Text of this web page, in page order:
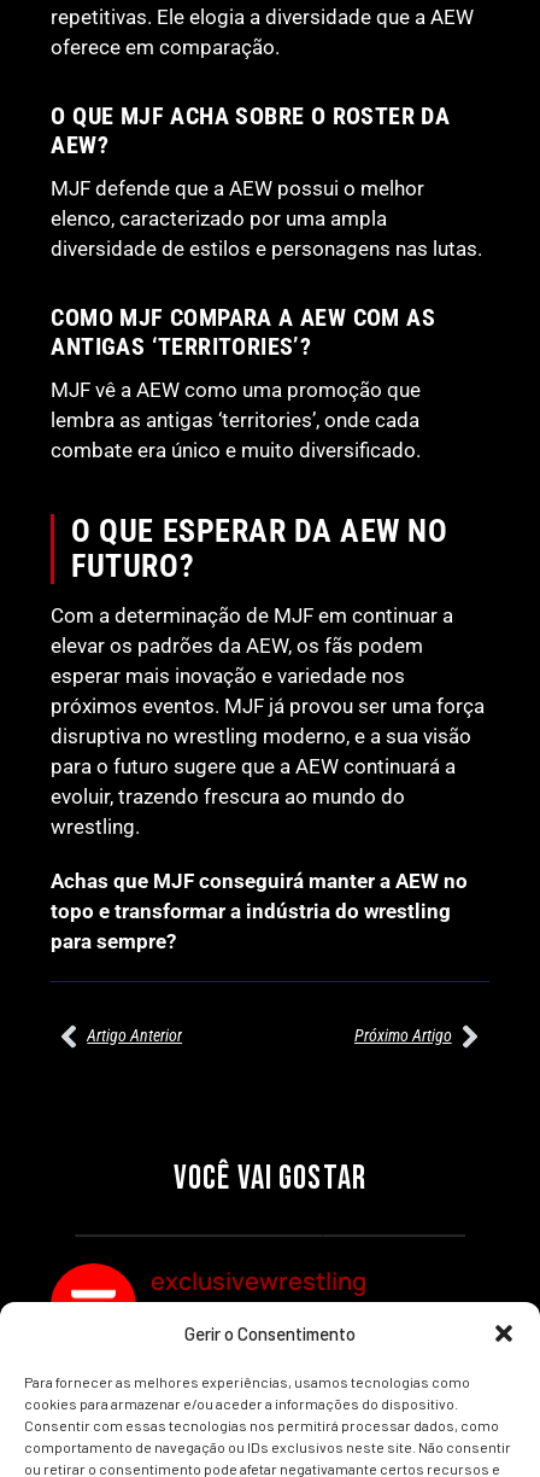
Gerir o Consentimento
Para fornecer as melhores experiências, usamos tecnologias como
cookies para armazenar e/ou aceder a informações do dispositivo.
Consentir com essas tecnologias nos permitirá processar dados, como
comportamento de navegação ou IDs exclusivos neste site. Não consentir
ou retirar o consentimento pode afetar negativamante certos recursos e
repetitivas. Ele elogia a diversidade que a AEW
oferece em comparação.
O QUE MJF ACHA SOBRE O ROSTER DA
AEW?
MJF defende que a AEW possui o melhor
elenco, caracterizado por uma ampla
diversidade de estilos e personagens nas lutas.
COMO MJF COMPARA A AEW COM AS
ANTIGAS ‘TERRITORIES’?
MJF vê a AEW como uma promoção que
lembra as antigas ‘territories’, onde cada
combate era único e muito diversificado.
O QUE ESPERAR DA AEW NO
FUTURO?
Com a determinação de MJF em continuar a
elevar os padrões da AEW, os fãs podem
esperar mais inovação e variedade nos
próximos eventos. MJF já provou ser uma força
disruptiva no wrestling moderno, e a sua visão
para o futuro sugere que a AEW continuará a
evoluir, trazendo frescura ao mundo do
wrestling.
Achas que MJF conseguirá manter a AEW no
topo e transformar a indústria do wrestling
para sempre?
Artigo Anterior Próximo Artigo
VOCÊ VAI GOSTAR
SEGMENTOS A NÃO PERDER
Por exclusivewrestling
MUNDIAL FEMININO NA AEW
REDEMPTION
Por exclusivewrestling
exclusivewrestling
Ver mais Artigos